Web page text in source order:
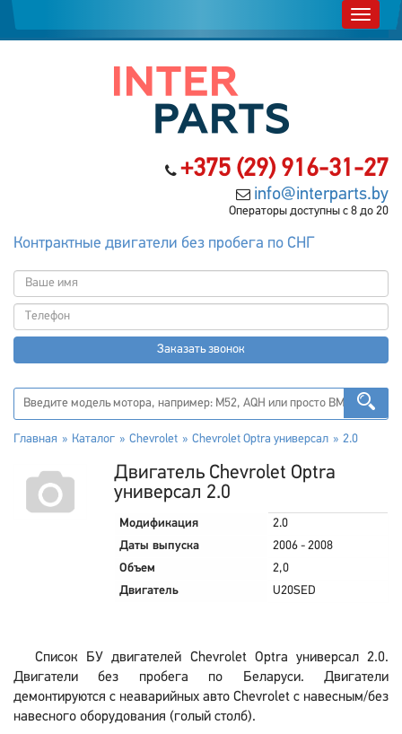
+375 (29) 916-31-27
info@interparts.by
Операторы доступны с 8 до 20
Контрактные двигатели без пробега по СНГ
Заказать звонок
Главная Каталог Chevrolet Chevrolet Optra универсал 2.0
Двигатель Chevrolet Optra
универсал 2.0
Модификация
2.0
Даты выпуска
2006 - 2008
Объем
2,0
Двигатель
U20SED
Список БУ двигателей Chevrolet Optra универсал 2.0.
Двигатели без пробега по Беларуси. Двигатели
демонтируются с неаварийных авто Chevrolet с навесным/без
навесного оборудования (голый столб).